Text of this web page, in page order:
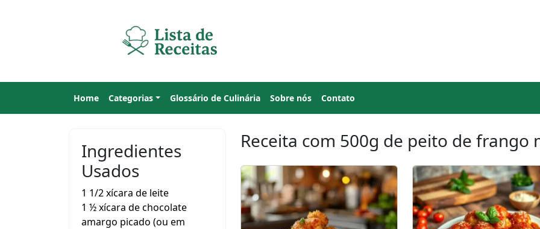
Home Categorias Glossário de Culinária Sobre nós Contato
Ingredientes
Usados
1 1/2 xícara de leite
1 ½ xícara de chocolate
amargo picado (ou em
Receita com 500g de peito de frango